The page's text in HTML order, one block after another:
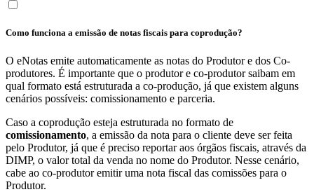
Como funciona a emissão de notas fiscais para coprodução?
O eNotas emite automaticamente as notas do Produtor e dos Co-
produtores. É importante que o produtor e co-produtor saibam em
qual formato está estruturada a co-produção, já que existem alguns
cenários possíveis: comissionamento e parceria.
Caso a coprodução esteja estruturada no formato de
comissionamento, a emissão da nota para o cliente deve ser feita
pelo Produtor, já que é preciso reportar aos órgãos fiscais, através da
DIMP, o valor total da venda no nome do Produtor. Nesse cenário,
cabe ao co-produtor emitir uma nota fiscal das comissões para o
Produtor.